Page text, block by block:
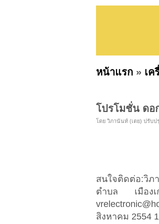
หน้าแรก » เค
โปรโมชั่น ดอ
โดย วิภานันท์ (เตย) ปรับป
สนใจติดต่อ:วิภ
ตำบล เมือง
สิงหาคม 2554